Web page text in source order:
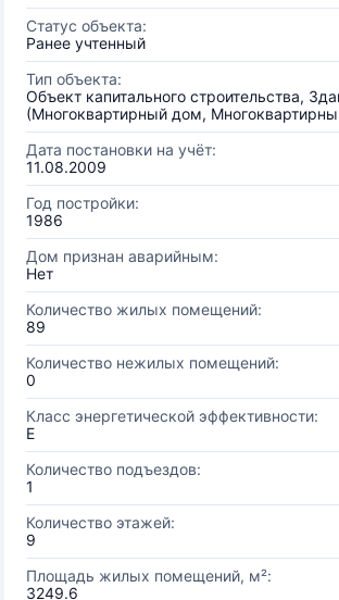
Статус объекта:
Ранее учтенный
Тип объекта:
Объект капитального строительства,
(Многоквартирный дом,
Дата постановки на учёт:
11.08.2009
Год постройки:
1986
Дом признан аварийным:
Нет
Количество жилых помещений:
89
Количество нежилых помещений:
0
Класс энергетической эффективности:
E
Количество подъездов:
1
Количество этажей:
9
Площадь жилых помещений, м²:
3249.6